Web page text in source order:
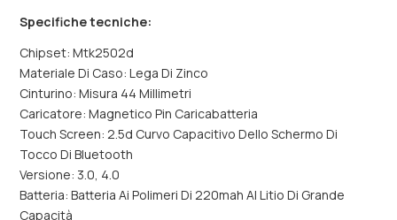
Specifiche tecniche:
Chipset: Mtk2502d
Materiale Di Caso: Lega Di Zinco
Cinturino: Misura 44 Millimetri
Caricatore: Magnetico Pin Caricabatteria
Touch Screen: 2.5d Curvo Capacitivo Dello Schermo Di
Tocco Di Bluetooth
Versione: 3.0, 4.0
Batteria: Batteria Ai Polimeri Di 220mah Al Litio Di Grande
Capacità